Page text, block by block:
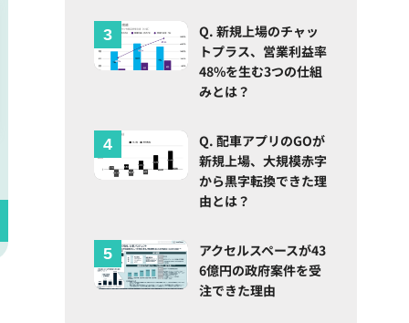
Q. 新規上場のチャッ
トプラス、営業利益率
48%を生む3つの仕組
みとは？
Q. 配車アプリのGOが
新規上場、大規模赤字
から黒字転換できた理
由とは？
アクセルスペースが43
6億円の政府案件を受
注できた理由